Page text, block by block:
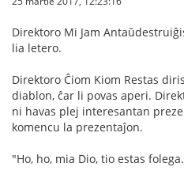
Direktoro Mi Jam
lia letero.
Direktoro Ĉiom Kiom Restas
diablon, ĉar li povas aperi.
ni havas plej interesantan
komencu la prezentaĵon.
"Ho, ho, mia Dio, tio estas